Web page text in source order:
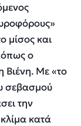
μίσος και
όπως ο
Βιένη. Με «το
σεβασμού
την
κατά